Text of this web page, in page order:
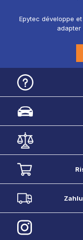
Epytec développe
adapter